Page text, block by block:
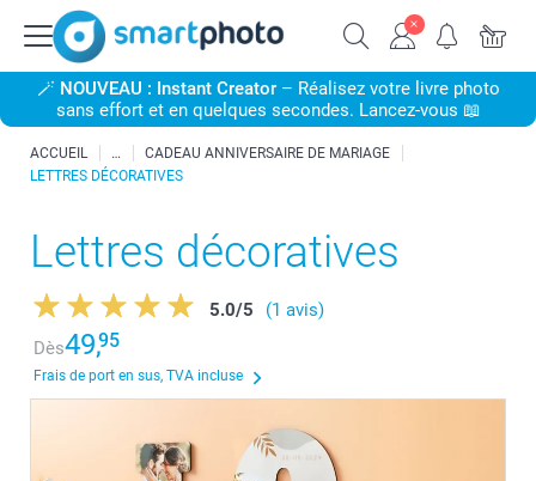
🪄 NOUVEAU : Instant Creator– Réalisez votre livre photo
sans effort et en quelques secondes. Lancez-vous 📖
ACCUEIL
CADEAU ANNIVERSAIRE DE MARIAGE
LETTRES DÉCORATIVES
Lettres décoratives
5.0/5
(1 avis)
Dès49,95
Frais de port en sus, TVA incluse